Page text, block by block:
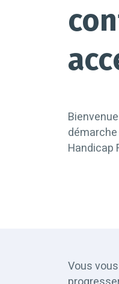
Handicap
Vous vous